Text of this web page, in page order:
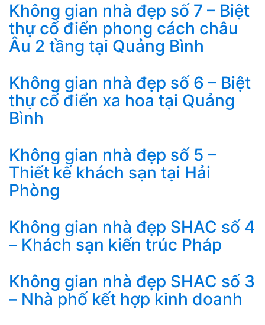
Không gian nhà đẹp số 7 – Biệt
thự cổ điển phong cách châu
Âu 2 tầng tại Quảng Bình
Không gian nhà đẹp số 6 – Biệt
thự cổ điển xa hoa tại Quảng
Bình
Không gian nhà đẹp số 5 –
Thiết kế khách sạn tại Hải
Phòng
Không gian nhà đẹp SHAC số 4
– Khách sạn kiến trúc Pháp
Không gian nhà đẹp SHAC số 3
– Nhà phố kết hợp kinh doanh